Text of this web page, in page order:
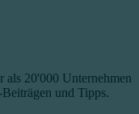
als 20'000 Unternehmen
und Tipps.​